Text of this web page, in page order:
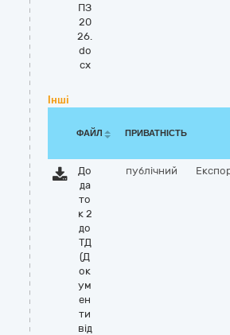
ПЗ
20
26.
do
cx
Інші
ФАЙЛ ПРИВАТНІСТЬ
До
да
то
к 2
до
ТД
(Д
ок
ум
ен
ти
від
публічний